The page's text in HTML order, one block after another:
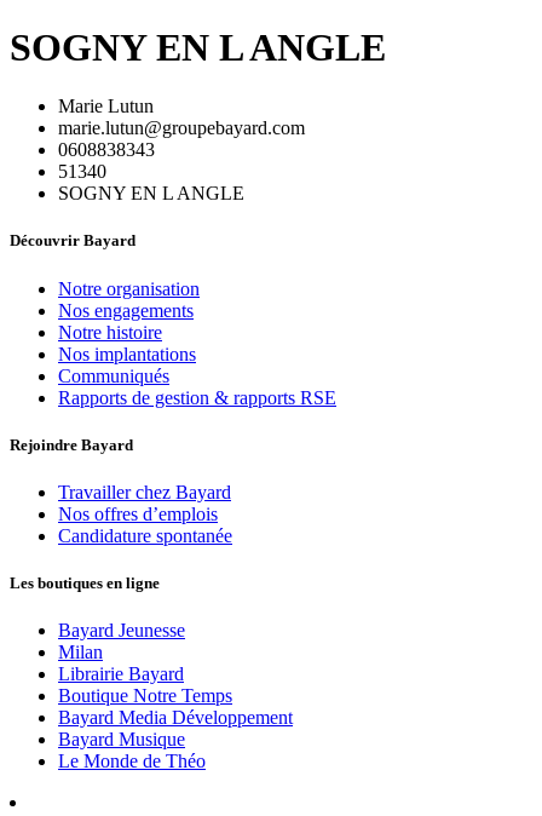
SOGNY EN L ANGLE
Marie Lutun
marie.lutun@groupebayard.com
0608838343
51340
SOGNY EN L ANGLE
Découvrir Bayard
Notre organisation
Nos engagements
Notre histoire
Nos implantations
Communiqués
Rapports de gestion & rapports RSE
Rejoindre Bayard
Travailler chez Bayard
Nos offres d’emplois
Candidature spontanée
Les boutiques en ligne
Bayard Jeunesse
Milan
Librairie Bayard
Boutique Notre Temps
Bayard Media Développement
Bayard Musique
Le Monde de Théo